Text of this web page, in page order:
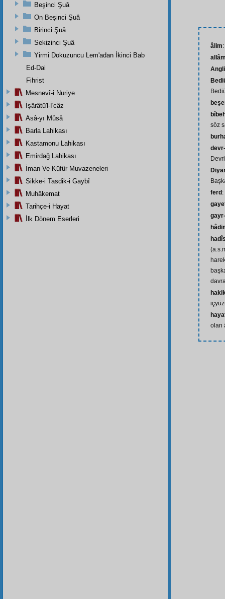
âlim
söz
Devri
ferd
olan
Beşinci Şuâ
On Beşinci Şuâ
Birinci Şuâ
Sekizinci Şuâ
Yirmi Dokuzuncu Lem'adan İkinci Bab
Ed-Dai
Fihrist
Mesnevî-i Nuriye
İşârâtü'l-İ'câz
Asâ-yı Mûsâ
Barla Lahikası
Kastamonu Lahikası
Emirdağ Lahikası
İman Ve Küfür Muvazeneleri
Sikke-i Tasdik-i Gaybî
Muhâkemat
Tarihçe-i Hayat
İlk Dönem Eserleri